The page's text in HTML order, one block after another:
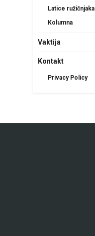
Latice ružičnjaka
Kolumna
Vaktija
Kontakt
Privacy Policy